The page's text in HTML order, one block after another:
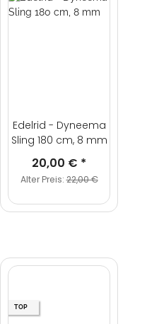
Edelrid - Dyneema
Sling 180 cm, 8 mm
20,00 € *
Alter Preis:22,00 €
TOP